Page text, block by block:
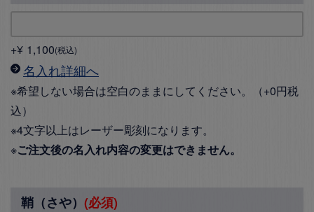
+¥ 1,100 税込
名入れ詳細へ
※希望しない場合は空白のままにしてください。（+0円税
込）
※4文字以上はレーザー彫刻になります。
※ご注文後の名入れ内容の変更はできません。
鞘（さや） (必須)